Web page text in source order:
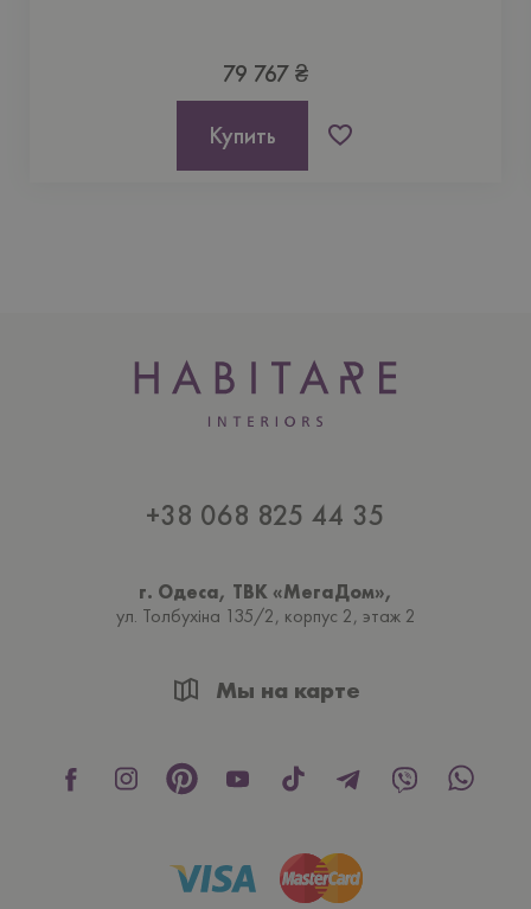
79 767 ₴
Купить
+38 068 825 44 35
г. Одеса, ТВК «МегаДом»,
ул. Толбухiна 135/2, корпус 2, этаж 2
Мы на карте